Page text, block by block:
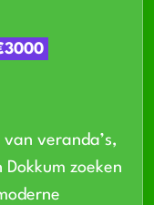
veranda’s,
zoeken